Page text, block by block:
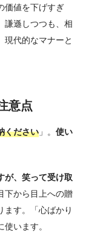
価値を下げすぎ
謙遜しつつも、相
現代的なマナーと
意点
ください 」。 使い
が、笑って受け取
下から目上への贈
ます。「心ばかり
います。